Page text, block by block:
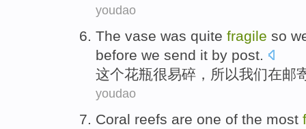
youdao
The vase was quite fragile so
before we send it by post.
这个花瓶很易碎 ， 所以我们在邮
youdao
Coral reefs are one of the most